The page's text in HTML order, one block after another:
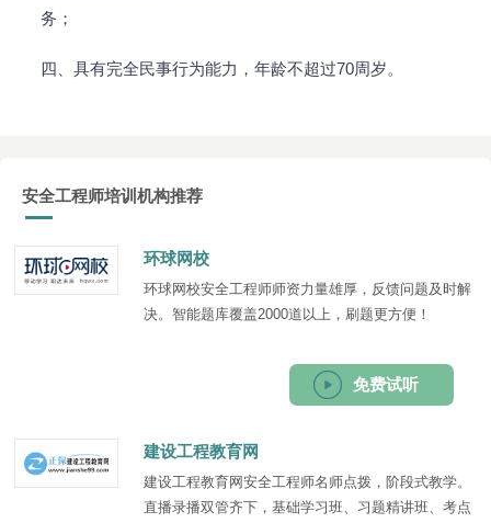
务；
四、具有完全民事行为能力，年龄不超过70周岁。
安全工程师培训机构推荐
环球网校
环球网校安全工程师师资力量雄厚，反馈问题及时解
决。智能题库覆盖2000道以上，刷题更方便！
免费试听
建设工程教育网
建设工程教育网安全工程师名师点拨，阶段式教学。
直播录播双管齐下，基础学习班、习题精讲班、考点